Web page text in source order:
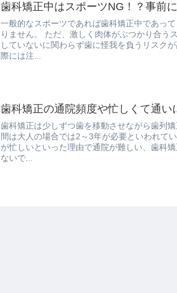
歯科矯正中はスポーツNG！？事前
一般的なスポーツであれば歯科矯正中であっ
りません。 ただ、激しく肉体がぶつかり合う
していないに関わらず歯に怪我を負うリスク
際には注...
歯科矯正の通院頻度や忙しくて通
歯科矯正は少しずつ歯を移動させながら歯列
間は大人の場合では2～3年が必要といわれて
が忙しいといった理由で通院が難しい、歯科
ないで...